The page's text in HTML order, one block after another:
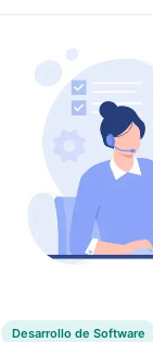
Desarrollo de Software